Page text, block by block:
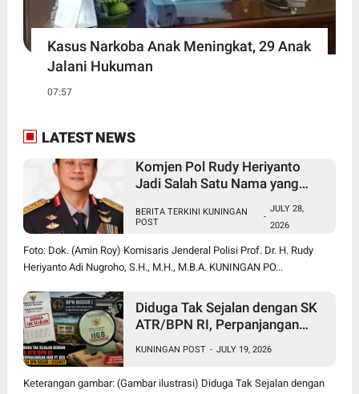
Kasus Narkoba Anak Meningkat, 29 Anak
Jalani Hukuman
07:57
LATEST NEWS
Komjen Pol Rudy Heriyanto
Jadi Salah Satu Nama yang
Calon Kapolri
BERITA TERKINI KUNINGAN
POST
-
JULY 28,
2026
Foto: Dok. (Amin Roy) Komisaris Jenderal Polisi Prof. Dr. H. Rudy
Heriyanto Adi Nugroho, S.H., M.H., M.B.A. KUNINGAN PO...
Diduga Tak Sejalan dengan SK
ATR/BPN RI, Perpanjangan
KUNINGAN POST - JULY 19, 2026
Keterangan gambar: (Gambar ilustrasi) Diduga Tak Sejalan dengan